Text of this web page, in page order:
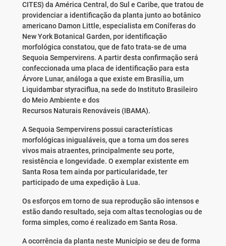
CITES) da América Central, do Sul e Caribe, que tratou de
providenciar a identificação da planta junto ao botânico
americano Damon Little, especialista em Coníferas do
New York Botanical Garden, por identificação
morfológica constatou, que de fato trata-se de uma
Sequoia Sempervirens. A partir desta confirmação será
confeccionada uma placa de identificação para esta
Árvore Lunar, análoga a que existe em Brasília, um
Liquidambar styraciflua, na sede do Instituto Brasileiro
do Meio Ambiente e dos
Recursos Naturais Renováveis (IBAMA).
A Sequoia Sempervirens possui características
morfológicas inigualáveis, que a torna um dos seres
vivos mais atraentes, principalmente seu porte,
resistência e longevidade. O exemplar existente em
Santa Rosa tem ainda por particularidade, ter
participado de uma expedição à Lua.
Os esforços em torno de sua reprodução são intensos e
estão dando resultado, seja com altas tecnologias ou de
forma simples, como é realizado em Santa Rosa.
A ocorrência da planta neste Município se deu de forma